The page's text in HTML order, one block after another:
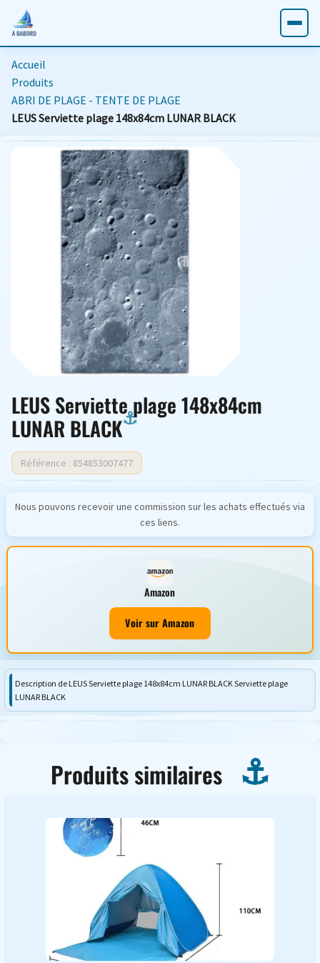
Accueil
Produits
ABRI DE PLAGE - TENTE DE PLAGE
LEUS Serviette plage 148x84cm LUNAR BLACK
LEUS Serviette plage 148x84cm
LUNAR BLACK
Référence : 854853007477
Nous pouvons recevoir une commission sur les achats effectués via
ces liens.
Amazon
Voir sur Amazon
Description de LEUS Serviette plage 148x84cm LUNAR BLACK Serviette plage
LUNAR BLACK
Produits similaires